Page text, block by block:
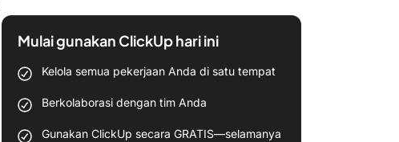
Mulai gunakan ClickUp hari ini
Kelola semua pekerjaan Anda di satu tempat
Berkolaborasi dengan tim Anda
Gunakan ClickUp secara GRATIS—selamanya